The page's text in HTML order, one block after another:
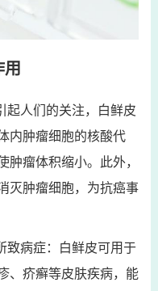
起人们的关注，白鲜皮
内肿瘤细胞的核酸代
肿瘤体积缩小。此外，
灭肿瘤细胞，为抗癌事
致病症：白鲜皮可用于
、疥癣等皮肤疾病，能